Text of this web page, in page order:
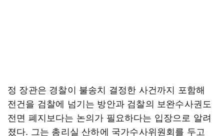
정 장관은 경찰이 불송치 결정한 사건까지 포함해
전건을 검찰에 넘기는 방안과 검찰의 보완수사권도
전면 폐지보다는 논의가 필요하다는 입장으로 알려
졌다. 그는 총리실 산하에 국가수사위원회를 두고